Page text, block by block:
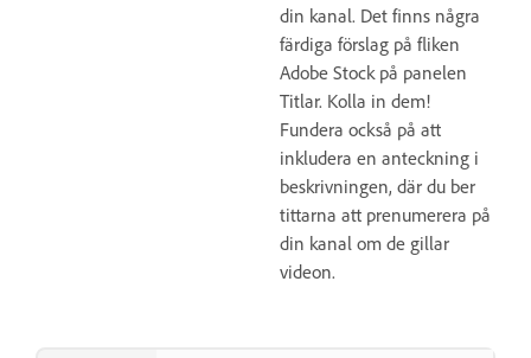
din kanal. Det finns några
färdiga förslag på fliken
Adobe Stock på panelen
Titlar. Kolla in dem!
Fundera också på att
inkludera en anteckning i
beskrivningen, där du ber
tittarna att prenumerera på
din kanal om de gillar
videon.